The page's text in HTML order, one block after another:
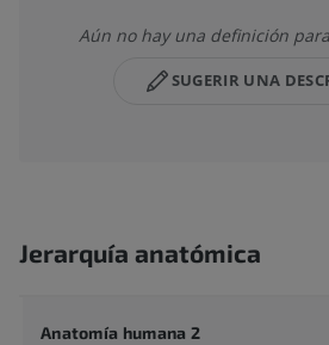
Aún no hay una definición
SUGERIR UNA
Jerarquía anatómica
Anatomía humana 2